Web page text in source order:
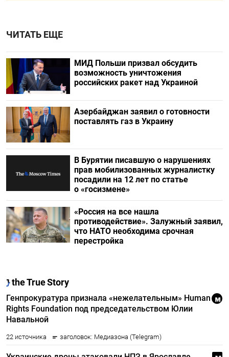
ЧИТАТЬ ЕЩЕ
МИД Польши призвал обсудить
возможность уничтожения
российских ракет над Украиной
Азербайджан заявил о готовности
поставлять газ в Украину
В Бурятии писавшую о нарушениях
прав мобилизованных журналистку
посадили на 12 лет по статье
о «госизмене»
«Россия на все нашла
противодействие». Залужный заявил,
что НАТО необходима срочная
перестройка